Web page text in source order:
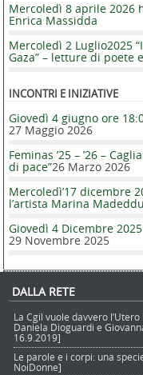
Mercoledì 8 aprile 2026
Enrica Massidda
Mercoledì 2 Luglio2025
Gaza” – letture di poete
INCONTRI E INIZIATIVE
Giovedì 4 giugno ore
27 Maggio 2026
Feminas ’25 – ’26 –
di pace”26 Marzo 2026
Mercoledì’17 dicembre
l’artista Marina
Giovedì 4 Dicembre
29 Novembre 2025
DALLA RETE
La Cgil vuole davvero
Daniela Dioguardi e
16.9.2019]
Le parole e i corpi: una
NoiDonne]